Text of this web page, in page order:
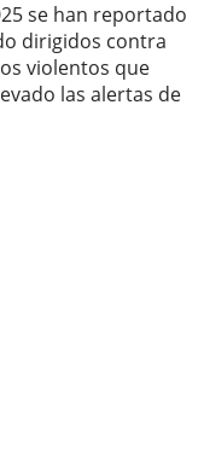
se han reportado
dirigidos contra
violentos que
las alertas de